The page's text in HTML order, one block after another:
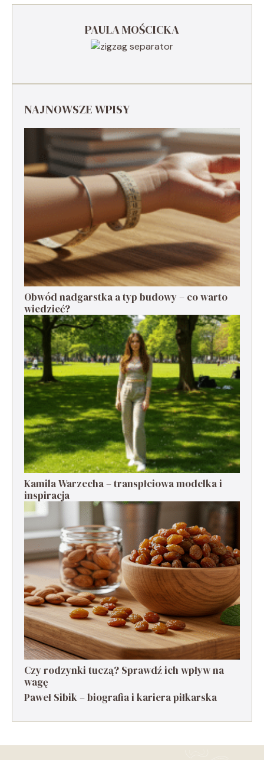
PAULA MOŚCICKA
NAJNOWSZE WPISY
Obwód nadgarstka a typ budowy – co warto
wiedzieć?
Kamila Warzecha – transpłciowa modelka i
inspiracja
Czy rodzynki tuczą? Sprawdź ich wpływ na
wagę
Paweł Sibik – biografia i kariera piłkarska